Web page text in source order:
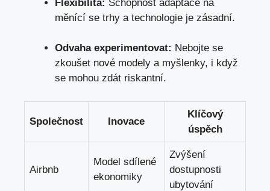
Flexibilita: Schopnost adaptace na
měnící se trhy a technologie je zásadní.
Odvaha experimentovat: Nebojte se
zkoušet nové modely a myšlenky, i když
se mohou zdát riskantní.
Společnost Inovace
Klíčový
úspěch
Airbnb
Model sdílené
ekonomiky
Zvýšení
dostupnosti
ubytování